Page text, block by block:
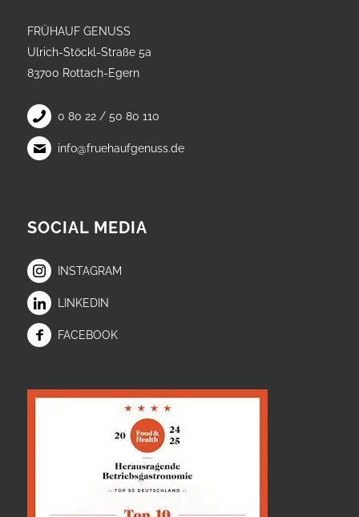
FRÜHAUF GENUSS
Ulrich-Stöckl-Straße 5a
83700 Rottach-Egern
0 80 22 / 50 80 110
info@fruehaufgenuss.de
SOCIAL MEDIA
INSTAGRAM
LINKEDIN
FACEBOOK